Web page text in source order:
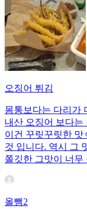
오징어 튀김
몸통보다는 다리가
내산 오징어 보다는
이건 꾸릿꾸릿한 맛
것 입니다. 역시 그
쫄깃한 그맛이 너무
올뺌2